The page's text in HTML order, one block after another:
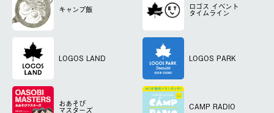
キャンプ飯 ロゴス イベント
タイムライン
LOGOS LAND LOGOS PARK
おあそび
マスターズ CAMP RADIO